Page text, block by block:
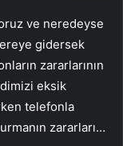
ve neredeyse
gidersek
zararlarının
eksik
telefonla
zararları…